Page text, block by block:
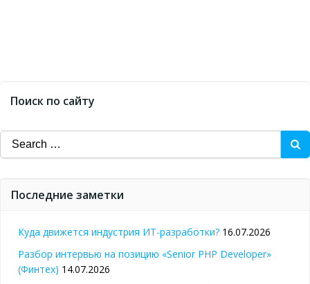
Поиск по сайту
Search
for:
Последние заметки
Куда движется индустрия ИТ-разработки? 16.07.2026
Разбор интервью на позицию «Senior PHP Developer»
(Финтех) 14.07.2026